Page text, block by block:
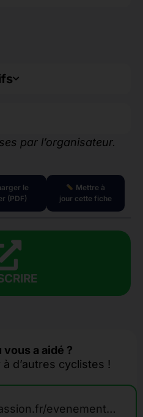
par l’organisateur.
le
(PDF)
Mettre à
jour cette fiche
a aidé ?
d’autres cyclistes !
https://www.gravelpassion.fr/evenements-calendrier-gravel/bivouak-perigord/